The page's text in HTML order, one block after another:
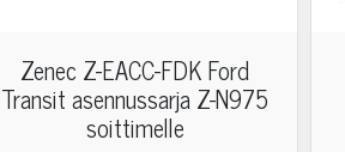
Zenec Z-EACC-FDK Ford
Transit asennussarja Z-N975
soittimelle